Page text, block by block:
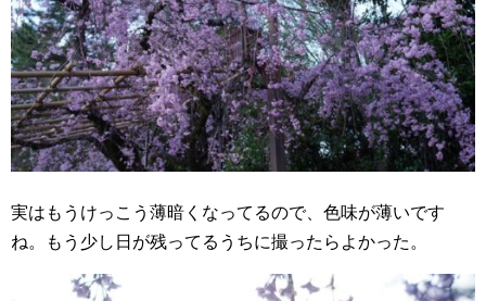
実はもうけっこう薄暗くなってるので、色味が薄いです
ね。もう少し日が残ってるうちに撮ったらよかった。